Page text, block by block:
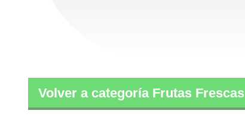
Volver a categoría Frutas Frescas